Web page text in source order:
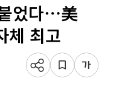
었다⋯美
체 최고